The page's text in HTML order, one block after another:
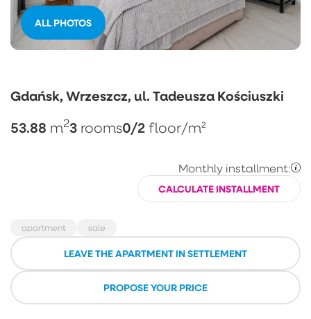
ALL PHOTOS
Gdańsk, Wrzeszcz, ul. Tadeusza Kościuszki
53.88 m23 rooms0/2 floor/m²
Monthly installment:
CALCULATE INSTALLMENT
apartment sale
LEAVE THE APARTMENT IN SETTLEMENT
PROPOSE YOUR PRICE